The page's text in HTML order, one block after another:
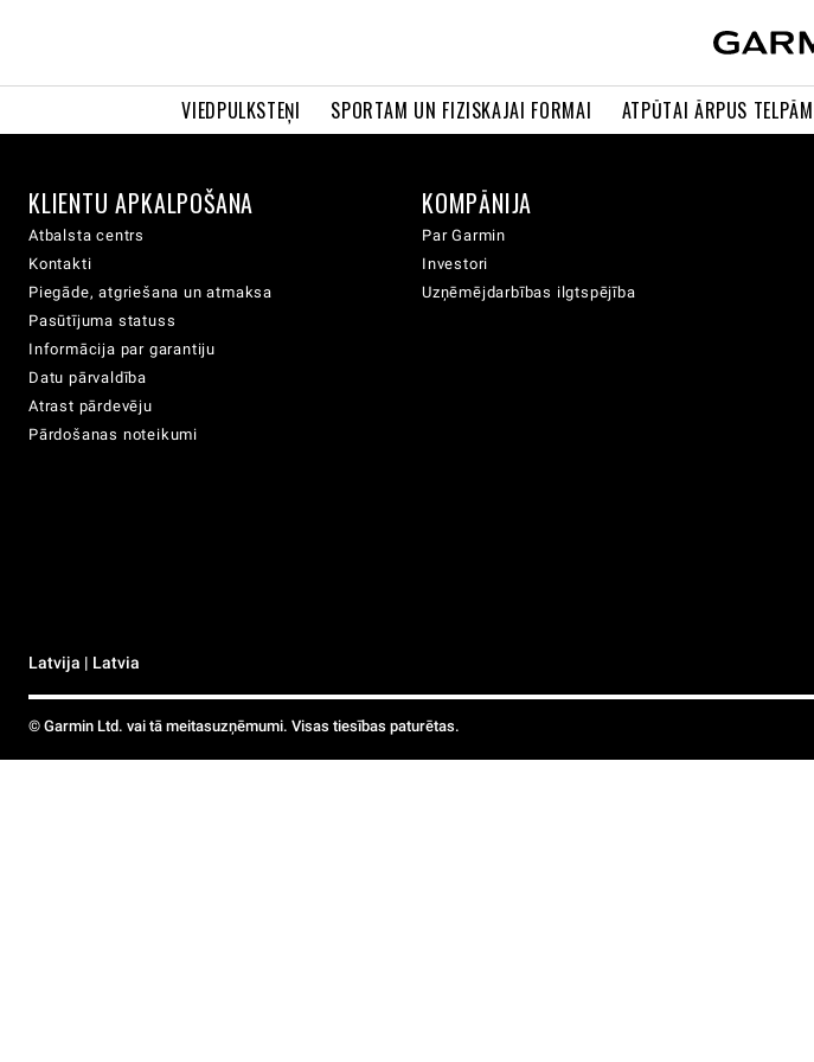
VIEDPULKSTEŅI SPORTAM UN FIZISKAJAI FORMAI ATPŪTAI ĀRPUS TELPĀM
KLIENTU APKALPOŠANA
Atbalsta centrs
Kontakti
Piegāde, atgriešana un atmaksa
Pasūtījuma statuss
Informācija par garantiju
Datu pārvaldība
Atrast pārdevēju
Pārdošanas noteikumi
KOMPĀNIJA
Par Garmin
Investori
Uzņēmējdarbības ilgtspējība
Latvija | Latvia
© Garmin Ltd. vai tā meitasuzņēmumi. Visas tiesības paturētas.